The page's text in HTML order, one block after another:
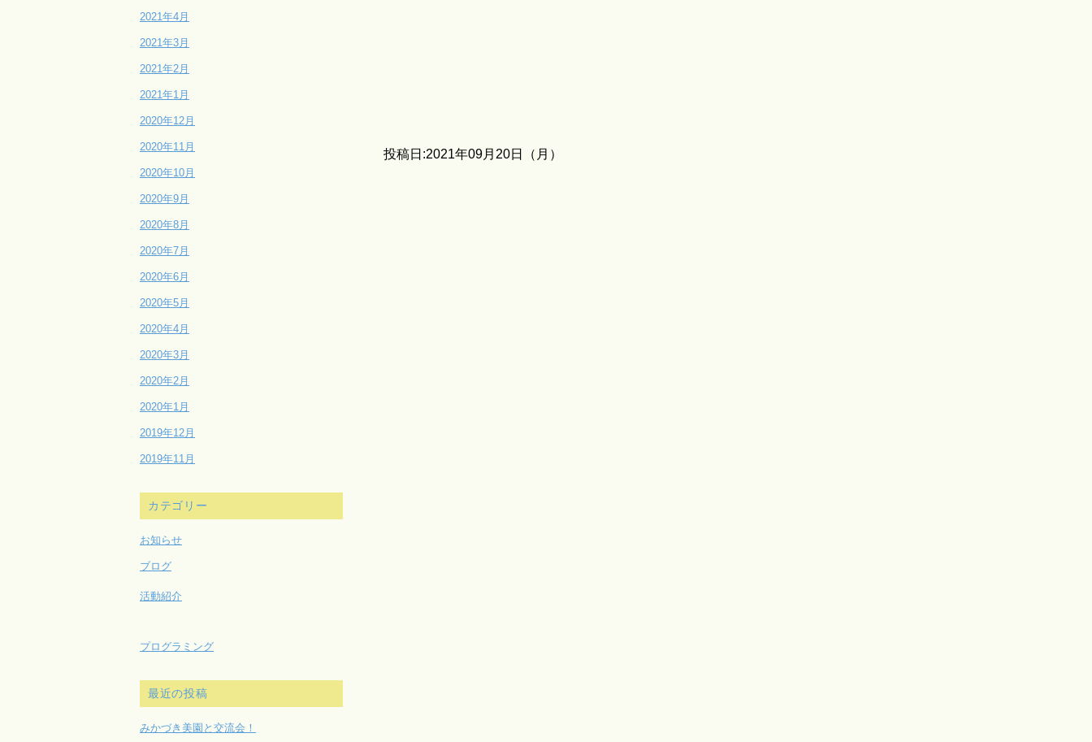
2021年4月
2021年3月
2021年2月
2021年1月
2020年12月
2020年11月
2020年10月
2020年9月
2020年8月
2020年7月
2020年6月
2020年5月
2020年4月
2020年3月
2020年2月
2020年1月
2019年12月
2019年11月
カテゴリー
お知らせ
ブログ
活動紹介
プログラミング
最近の投稿
みかづき美園と交流会！
投稿日:2021年09月20日（月）